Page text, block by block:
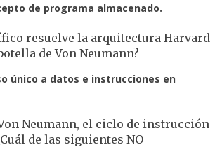
de programa almacenado.
resuelve la arquitectura Harvard
de Von Neumann?
único a datos e instrucciones en
Neumann, el ciclo de instrucción
de las siguientes NO